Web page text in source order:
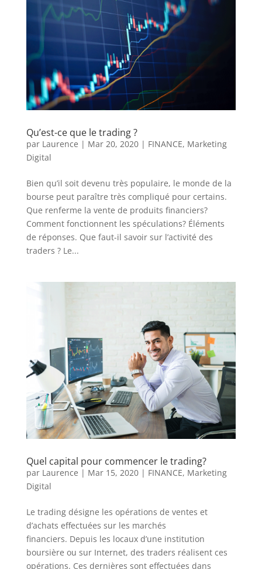
Qu’est-ce que le trading ?
par Laurence | Mar 20, 2020| FINANCE, Marketing
Digital
Bien qu’il soit devenu très populaire, le monde de la
bourse peut paraître très compliqué pour certains.
Que renferme la vente de produits financiers?
Comment fonctionnent les spéculations? Éléments
de réponses. Que faut-il savoir sur l’activité des
traders ? Le...
Quel capital pour commencer le trading?
par Laurence | Mar 15, 2020| FINANCE, Marketing
Digital
Le trading désigne les opérations de ventes et
d’achats effectuées sur les marchés
financiers. Depuis les locaux d’une institution
boursière ou sur Internet, des traders réalisent ces
opérations. Ces dernières sont effectuées dans